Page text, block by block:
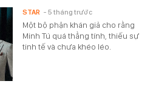
Một bộ phận khán giả cho rằng
Minh Tú quá thẳng tính, thiếu sự
tinh tế và chưa khéo léo.
STAR - 5 tháng trước